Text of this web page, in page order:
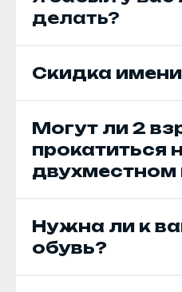
делать?
Скидка
Могут ли 2
прокатиться
двухместном
Нужна ли к
обувь?